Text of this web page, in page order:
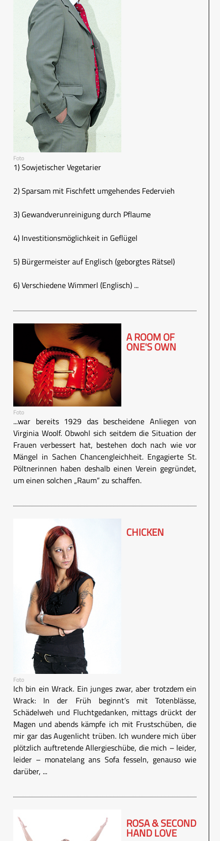
Foto
1) Sowjetischer Vegetarier
2) Sparsam mit Fischfett umgehendes Federvieh
3) Gewandverunreinigung durch Pflaume
4) Investitionsmöglichkeit in Geflügel
5) Bürgermeister auf Englisch (geborgtes Rätsel)
6) Verschiedene Wimmerl (Englisch) ...
Foto
A ROOM OF
ONE'S OWN
...war bereits 1929 das bescheidene Anliegen von
Virginia Woolf. Obwohl sich seitdem die Situation der
Frauen verbessert hat, bestehen doch nach wie vor
Mängel in Sachen Chancengleichheit. Engagierte St.
Pöltnerinnen haben deshalb einen Verein gegründet,
um einen solchen „Raum“ zu schaffen.
Foto
CHICKEN
Ich bin ein Wrack. Ein junges zwar, aber trotzdem ein
Wrack: In der Früh beginnt’s mit Totenblässe,
Schädelweh und Fluchtgedanken, mittags drückt der
Magen und abends kämpfe ich mit Frustschüben, die
mir gar das Augenlicht trüben. Ich wundere mich über
plötzlich auftretende Allergieschübe, die mich – leider,
leider – monatelang ans Sofa fesseln, genauso wie
darüber, ...
ROSA & SECOND
HAND LOVE